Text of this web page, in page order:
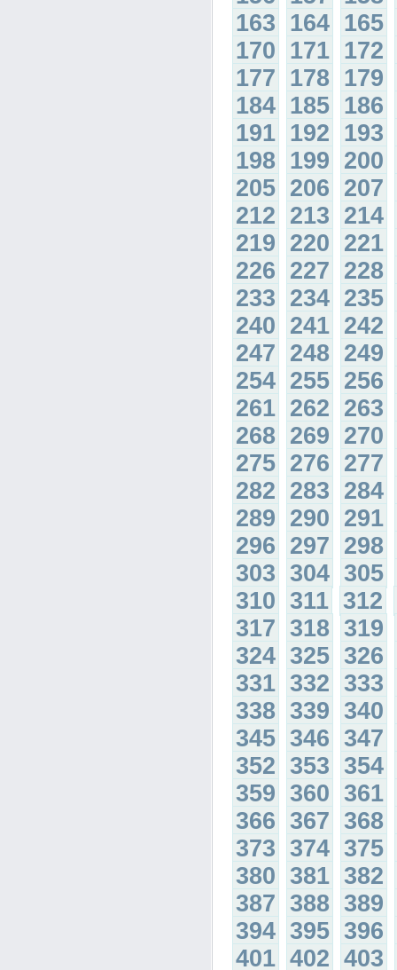
163 164 165
170 171 172
177 178 179
184 185 186
191 192 193
198 199 200
205 206 207
212 213 214
219 220 221
226 227 228
233 234 235
240 241 242
247 248 249
254 255 256
261 262 263
268 269 270
275 276 277
282 283 284
289 290 291
296 297 298
303 304 305
310 311 312
317 318 319
324 325 326
331 332 333
338 339 340
345 346 347
352 353 354
359 360 361
366 367 368
373 374 375
380 381 382
387 388 389
394 395 396
401 402 403